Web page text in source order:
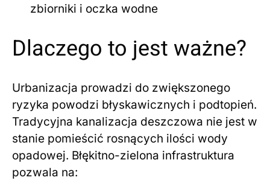
zbiorniki i oczka wodne
Dlaczego to jest ważne?
Urbanizacja prowadzi do zwiększonego
ryzyka powodzi błyskawicznych i podtopień.
Tradycyjna kanalizacja deszczowa nie jest w
stanie pomieścić rosnących ilości wody
opadowej. Błękitno-zielona infrastruktura
pozwala na: